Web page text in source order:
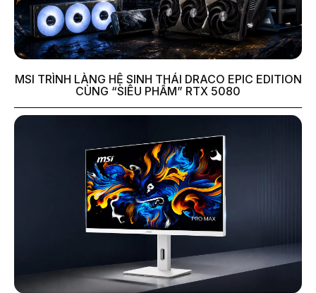
MSI TRÌNH LÀNG HỆ SINH THÁI DRACO EPIC EDITION
CÙNG “SIÊU PHẨM” RTX 5080